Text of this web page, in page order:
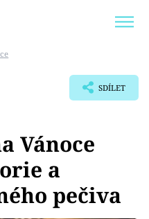
SDÍLET
Vánoce
a
pečiva